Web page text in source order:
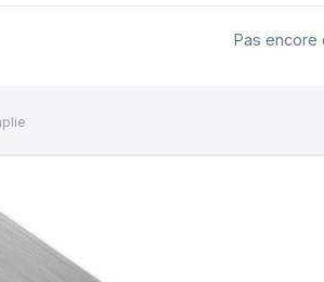
Pas encore